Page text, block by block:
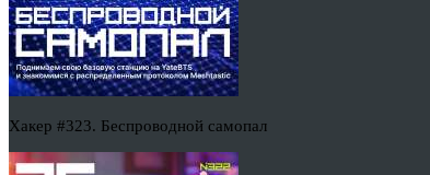
Хакер #323. Беспроводной самопал